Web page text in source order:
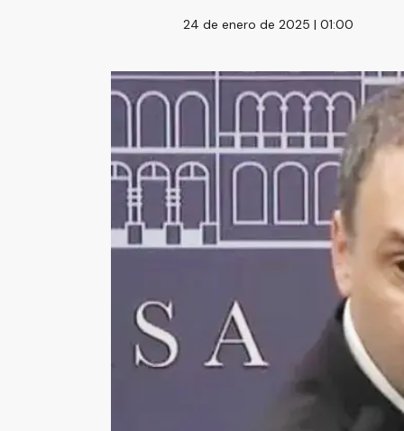
24 de enero de 2025 | 01:00